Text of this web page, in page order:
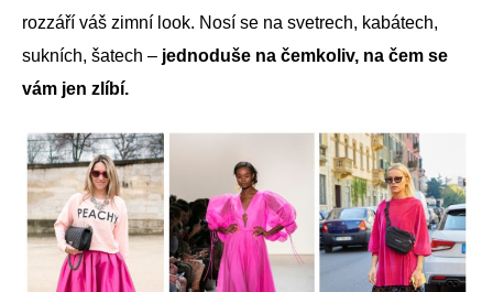
rozzáří váš zimní look. Nosí se na svetrech, kabátech,
sukních, šatech – jednoduše na čemkoliv, na čem se
vám jen zlíbí.